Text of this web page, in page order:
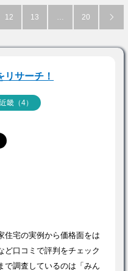
12 13 … 20 
サーチ！
近畿（4）
住宅の実例から価格面をは
ど口コミで評判をチェック
で調査しているのは「みん